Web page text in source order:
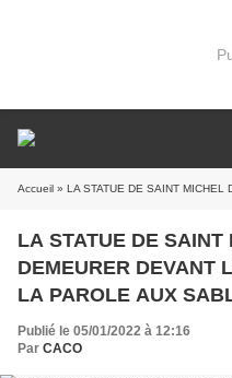
Accueil » LA STATUE DE SAINT MICHEL DOIT
LA STATUE DE SAINT
DEMEURER DEVANT
LA PAROLE AUX
Publié le 05/01/2022 à 12:16
Par CACO